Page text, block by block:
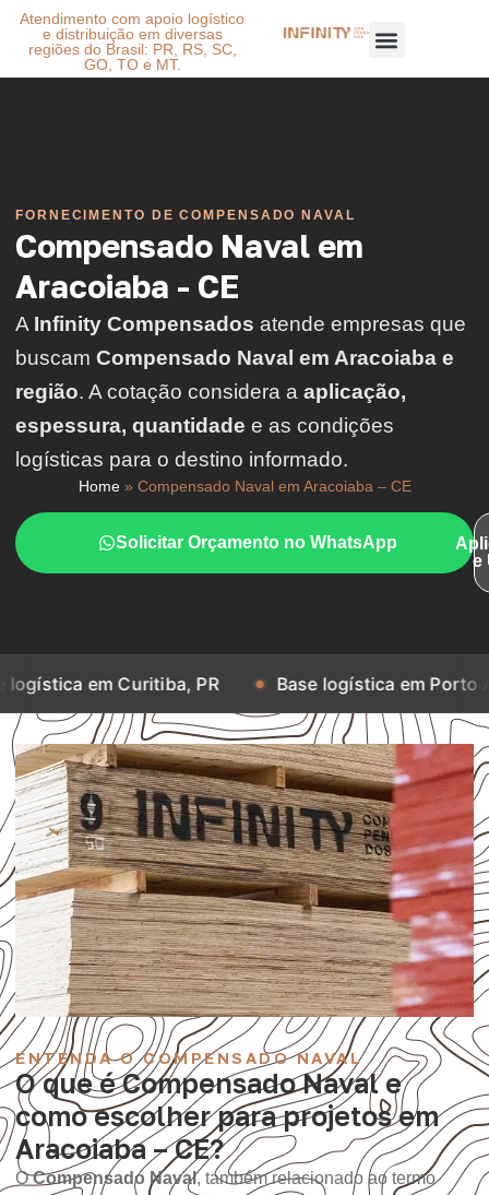
Atendimento com apoio logístico
e distribuição em diversas
regiões do Brasil: PR, RS, SC,
GO, TO e MT.
FORNECIMENTO DE COMPENSADO NAVAL
Compensado Naval em
Aracoiaba - CE
A Infinity Compensados atende empresas que
buscam Compensado Naval em Aracoiaba e
região. A cotação considera a aplicação,
espessura, quantidade e as condições
logísticas para o destino informado.
Home» Compensado Naval em Aracoiaba – CE
Solicitar Orçamento no WhatsApp
e
Curitiba, PR Base logística em Porto Alegre, RS
ENTENDA O COMPENSADO NAVAL
O que é Compensado Naval e
como escolher para projetos em
Aracoiaba – CE?
OCompensado Naval, também relacionado ao termo